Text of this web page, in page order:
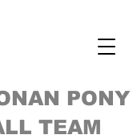
PONY
TEAM